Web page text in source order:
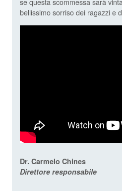
bellissimo sorriso dei ragazzi e
Dr. Carmelo Chines
Direttore responsabile